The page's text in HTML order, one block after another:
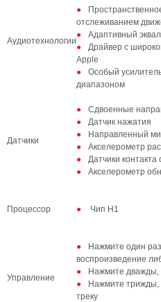
Аудиотехнологии
отслеживанием
Адаптивный
Драйвер с
Apple
Особый
диапазоном
Датчики
Сдвоенные
Датчик нажатия
Направленный
Акселерометр
Датчики контакта
Акселерометр
Процессор Чип H1
Управление
Нажмите один
воспроизведение
Нажмите дважды,
Нажмите трижды,
треку